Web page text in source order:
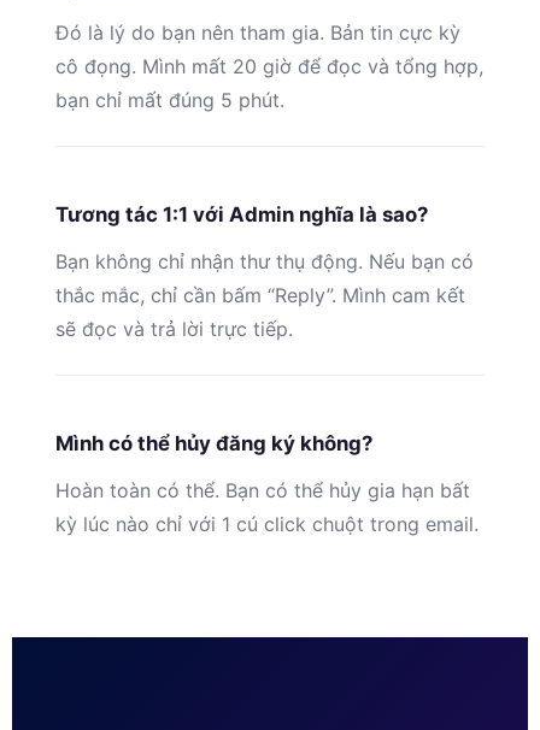
Đó là lý do bạn nên tham gia. Bản tin cực kỳ
cô đọng. Mình mất 20 giờ để đọc và tổng hợp,
bạn chỉ mất đúng 5 phút.
Tương tác 1:1 với Admin nghĩa là sao?
Bạn không chỉ nhận thư thụ động. Nếu bạn có
thắc mắc, chỉ cần bấm “Reply”. Mình cam kết
sẽ đọc và trả lời trực tiếp.
Mình có thể hủy đăng ký không?
Hoàn toàn có thể. Bạn có thể hủy gia hạn bất
kỳ lúc nào chỉ với 1 cú click chuột trong email.